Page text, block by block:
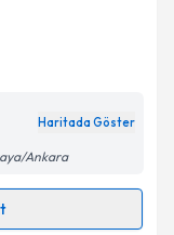
Haritada Göster
Ankara